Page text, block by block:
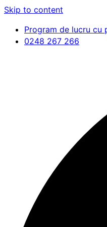
Skip to content
Program de lucru cu
0248 267 266